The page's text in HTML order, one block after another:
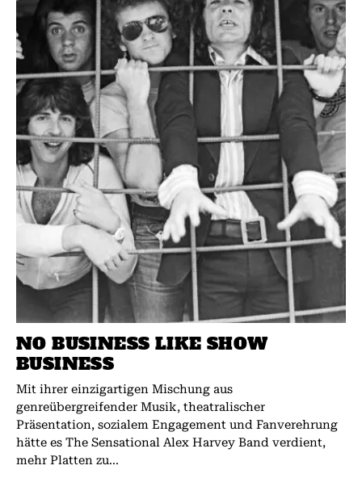
NO BUSINESS LIKE SHOW
BUSINESS
Mit ihrer einzigartigen Mischung aus
genreübergreifender Musik, theatralischer
Präsentation, sozialem Engagement und Fanverehrung
hätte es The Sensational Alex Harvey Band verdient,
mehr Platten zu...